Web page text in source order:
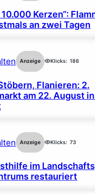
Kerzen“:
an zwei Tagen
Anzeige Klicks: 186
Flanieren: 2.
am 22. August
Anzeige Klicks: 73
im
restauriert